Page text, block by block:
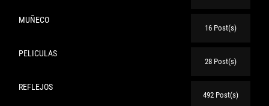
MUÑECO
16 Post(s)
PELICULAS
28 Post(s)
REFLEJOS
492 Post(s)